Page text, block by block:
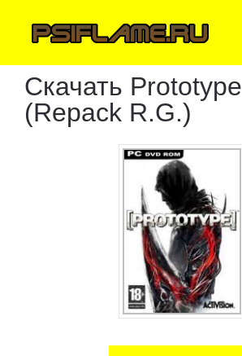
Скачать Prototype
(Repack R.G.)